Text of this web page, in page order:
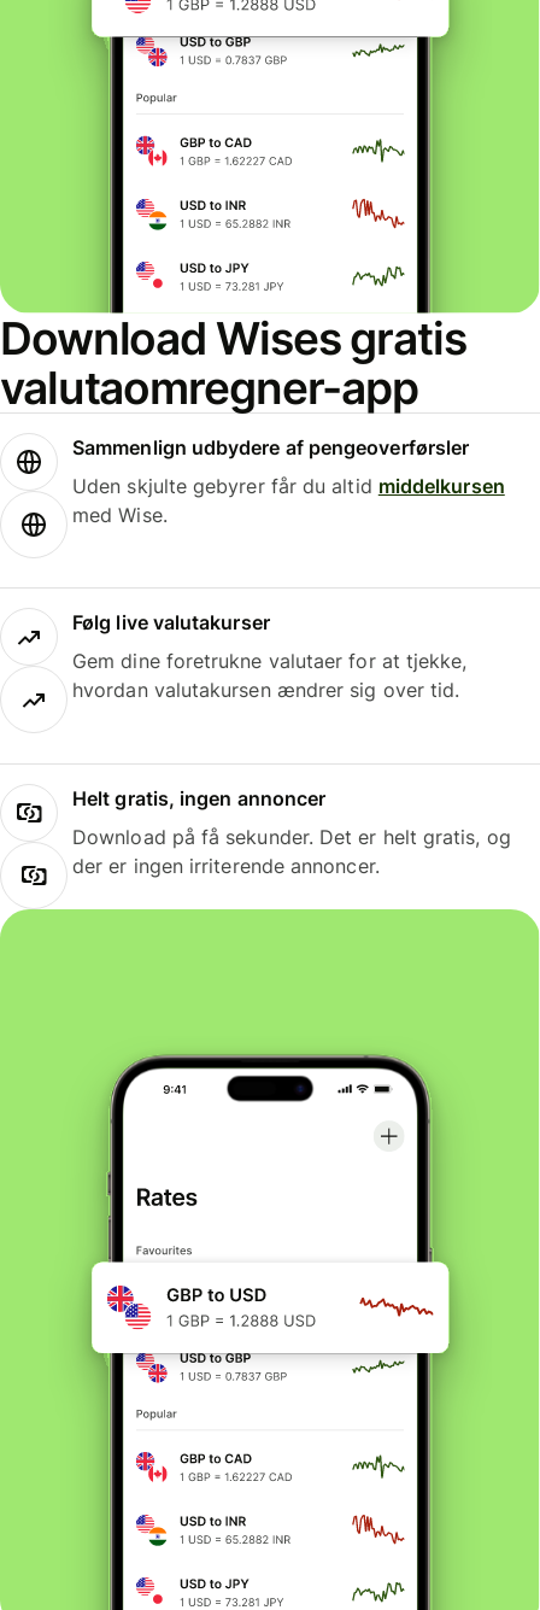
Download Wises gratis
valutaomregner-app
Sammenlign udbydere af pengeoverførsler
Uden skjulte gebyrer får du altid middelkursen
med Wise.
Følg live valutakurser
Gem dine foretrukne valutaer for at tjekke,
hvordan valutakursen ændrer sig over tid.
Helt gratis, ingen annoncer
Download på få sekunder. Det er helt gratis, og
der er ingen irriterende annoncer.